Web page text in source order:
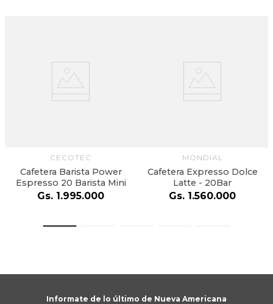
CECOTEC
Cafetera Barista Power
Espresso 20 Barista Mini
Gs. 1 .995.000
MONDIAL
Cafetera Expresso Dolce
Latte - 20Bar
Gs. 1 .560.000
Informate de lo último de Nueva Americana